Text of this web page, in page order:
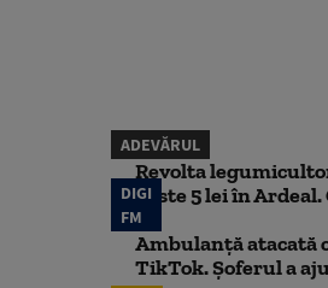
ADEVĂRUL
Revolta
peste 5 lei în
DIGI
FM
Ambulanță atacată
TikTok. Șoferul a